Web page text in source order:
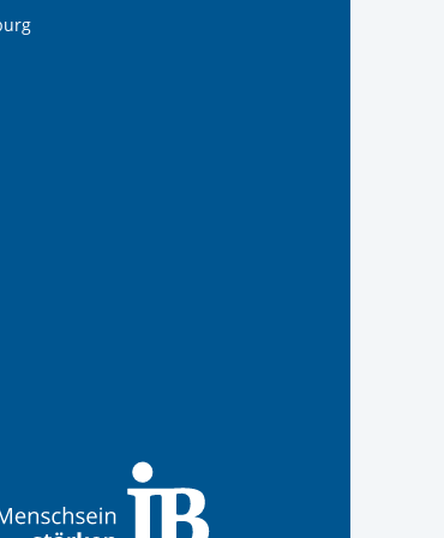
gGmbHBund
Bund
Bund